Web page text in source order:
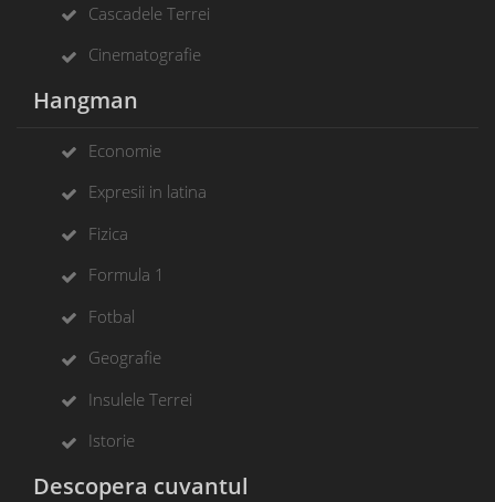
Cascadele Terrei
Cinematografie
Hangman
Economie
Expresii in latina
Fizica
Formula 1
Fotbal
Geografie
Insulele Terrei
Istorie
Descopera cuvantul